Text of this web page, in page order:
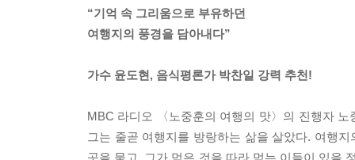
“기억 속 그리움으로 부유하던
여행지의 풍경을 담아내다”
가수 윤도현, 음식평론가 박찬일 강력 추천!
MBC 라디오 〈노중훈의 여행의 맛〉의 진행자 노
그는 줄곧 여행지를 방랑하는 삶을 살았다. 여행
곳을 묻고, 그가 먹은 것을 따라 먹는 이들이 있을